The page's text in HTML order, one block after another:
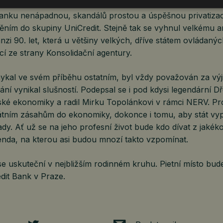
nenápadnou, skandálů prostou a úspěšnou
do skupiny UniCredit. Stejně tak se vyhnul velkému
90. let, která u většiny velkých, dříve státem
ze strany Konsolidační agentury.
ve svém příběhu ostatním, byl vždy považován za
vynikal slušností. Podepsal se i pod kdysi legendární
ekonomiky a radil Mirku Topolánkovi v rámci NERV.
zásahům do ekonomiky, dokonce i tomu, aby stát
Ať už se na jeho profesní život bude kdo dívat z
na kterou asi budou mnozí takto vzpomínat.
uskuteční v nejbližším rodinném kruhu. Pietní místo
Bank v Praze.